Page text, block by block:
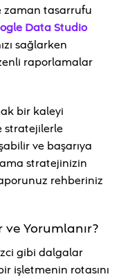
zaman tasarrufu
Data Studio
sağlarken
raporlamalar
bir kaleyi
stratejilerle
ve başarıya
stratejinizin
rehberiniz
ve Yorumlanır?
gibi dalgalar
işletmenin rotasını